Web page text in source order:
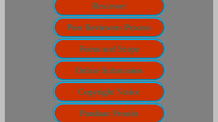
Reviewer
Peer Reviewers Process
Focus and Scope
Online Submission
Copyright Notice
Panduan Penulis